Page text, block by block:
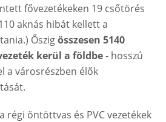
fővezetékeken 19 csőtörés
aknás hibát kellett a
Őszigösszesen 5140
kerül a földbe- hosszú
a városrészben élők
régi öntöttvas és PVC vezetékek